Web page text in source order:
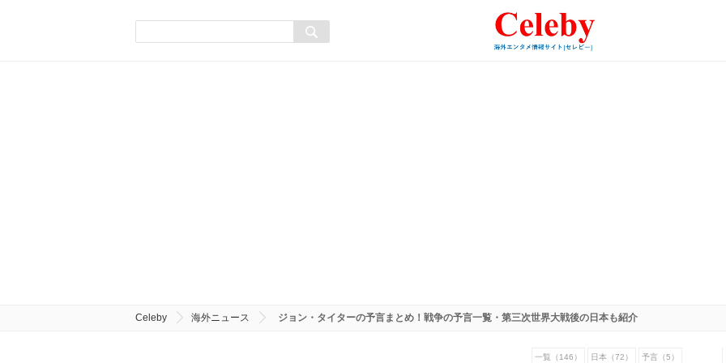
Celeby 海外ニュース ジョン・タイターの予言まとめ！戦争の予言一覧・第三次世界大戦後の日本も紹介
一覧（146） 日本（72） 予言（5）